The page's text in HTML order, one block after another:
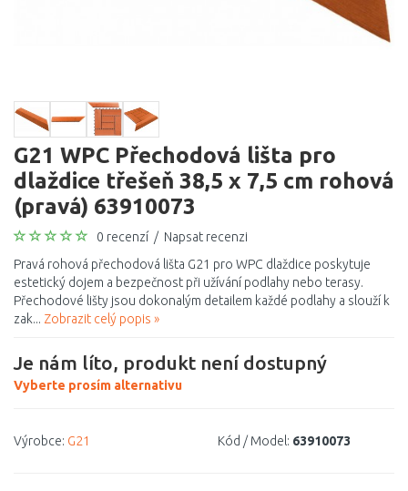
G21 WPC Přechodová lišta pro
dlaždice třešeň 38,5 x 7,5 cm rohová
(pravá) 63910073
0 recenzí / Napsat recenzi
Pravá rohová přechodová lišta G21 pro WPC dlaždice poskytuje
estetický dojem a bezpečnost při užívání podlahy nebo terasy.
Přechodové lišty jsou dokonalým detailem každé podlahy a slouží k
zak... Zobrazit celý popis »
Je nám líto, produkt není dostupný
Vyberte prosím alternativu
Výrobce: G21 Kód / Model: 63910073